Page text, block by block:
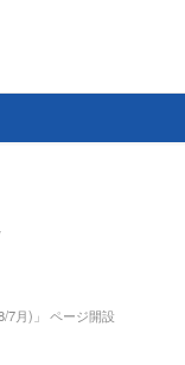
7月)」 ページ開設